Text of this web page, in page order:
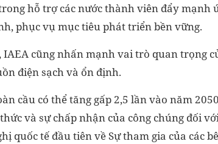
hỗ trợ các nước thành viên đẩy mạnh
phục vụ mục tiêu phát triển bền vững.
cũng nhấn mạnh vai trò quan trọng
điện sạch và ổn định.
cầu có thể tăng gấp 2,5 lần vào năm
và sự chấp nhận của công chúng đối
quốc tế đầu tiên về Sự tham gia của các